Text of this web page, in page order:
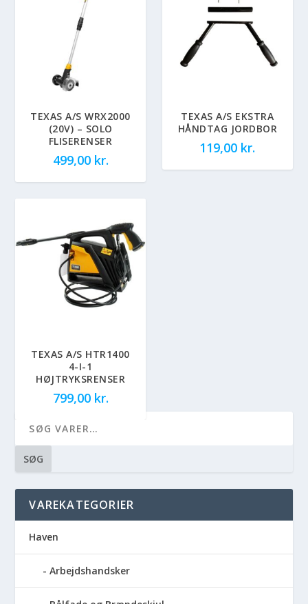
TEXAS A/S WRX2000
(20V) – SOLO
FLISERENSER
499,00 kr.
TEXAS A/S EKSTRA
HÅNDTAG JORDBOR
119,00 kr.
TEXAS A/S HTR1400
4-I-1
HØJTRYKSRENSER
799,00 kr.
SØG
VAREKATEGORIER
Haven
Arbejdshandsker